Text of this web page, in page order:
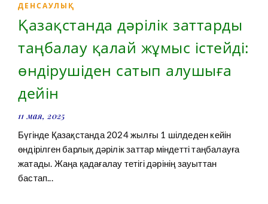
ДЕНСАУЛЫҚ
Қазақстанда дәрілік заттарды
таңбалау қалай жұмыс істейді:
өндірушіден сатып алушыға
дейін
11 мая, 2025
Бүгінде Қазақстанда 2024 жылғы 1 шілдеден кейін
өндірілген барлық дәрілік заттар міндетті таңбалауға
жатады. Жаңа қадағалау тетігі дәрінің зауыттан
бастап...